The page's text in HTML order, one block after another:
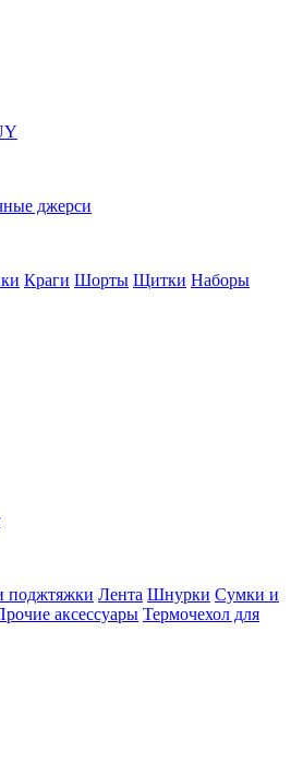
джерси
Краги Шорты Щитки Наборы
поджтяжки Лента Шнурки Сумки и
аксессуары Термочехол для